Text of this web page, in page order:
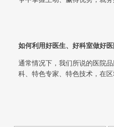
如何利用好医生、好科室做好
通常情况下，我们所说的医院
科、特色专家、特色技术，在